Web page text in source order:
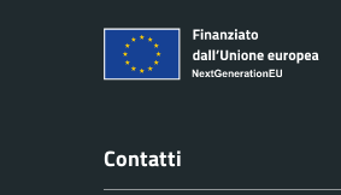
Contatti